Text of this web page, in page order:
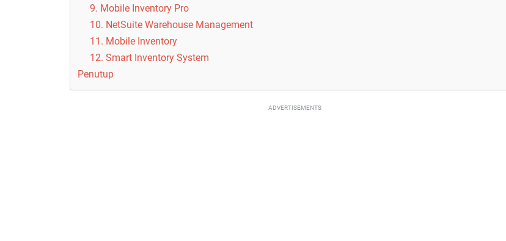
9. Mobile Inventory Pro
10. NetSuite Warehouse Management
11. Mobile Inventory
12. Smart Inventory System
Penutup
ADVERTISEMENTS